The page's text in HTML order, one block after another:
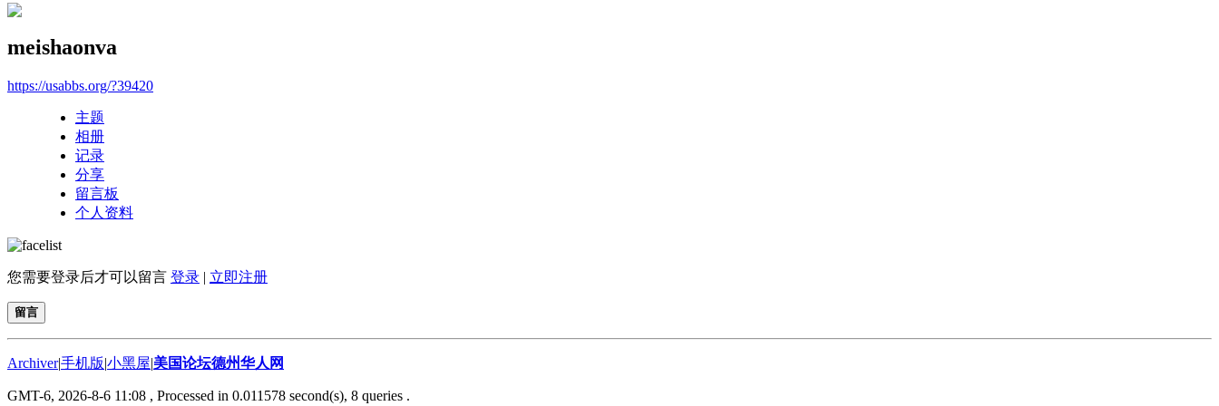
meishaonva
https://usabbs.org/?39420
主题
相册
记录
分享
留言板
个人资料
您需要登录后才可以留言 登录 | 立即注册
留言
Archiver|手机版|小黑屋|美国论坛德州华人网
GMT-6, 2026-8-6 11:08 , Processed in 0.011578 second(s), 8 queries .